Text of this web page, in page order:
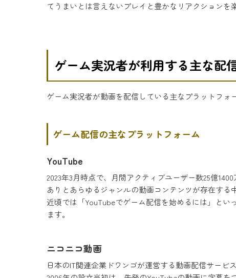
てうまいとは言えないプレイと豊かなリアクションを
ゲーム実況者が利用する主な配
ゲーム実況者が動画を配信している主なプラットフォ
ゲーム配信の主なプラットフォーム
YouTube
2023年3月時点で、月間アクティブユーザー数25億
ありとあらゆるジャンルの動画コンテンツが存在する
近頃では「YouTubeでゲーム配信を始めるには」といっ
ます。
ニコニコ動画
日本のIT関連企業ドワンゴが運営する動画配信サービス